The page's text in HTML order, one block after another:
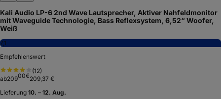
Kali Audio LP-6 2nd Wave Lautsprecher, Aktiver Nahfeldmonitor
mit Waveguide Technologie, Bass Reflexsystem, 6,52“ Woofer,
Weiß
7,1
Empfehlenswert
(12)
ab20900€209,37 €
Lieferung 10. – 12. Aug.